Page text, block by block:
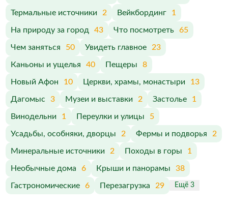
Термальные источники 2 Вейкбординг 1
На природу за город 43 Что посмотреть 65
Чем заняться 50 Увидеть главное 23
Каньоны и ущелья 40 Пещеры 8
Новый Афон 10 Церкви, храмы, монастыри 13
Дагомыс 3 Музеи и выставки 2 Застолье 1
Винодельни 1 Переулки и улицы 5
Усадьбы, особняки, дворцы 2 Фермы и подворья 2
Минеральные источники 2 Походы в горы 1
Необычные дома 6 Крыши и панорамы 38
Гастрономические 6 Перезагрузка 29 Ещё 3